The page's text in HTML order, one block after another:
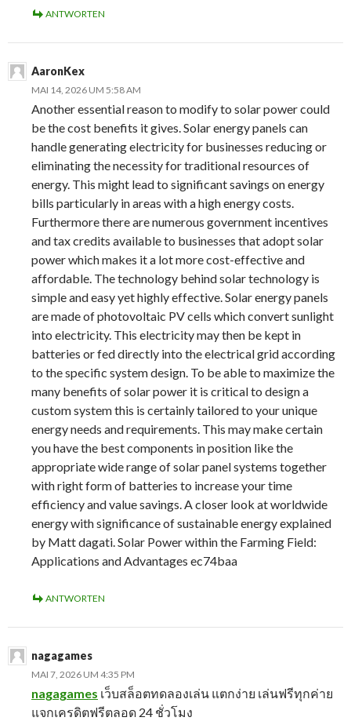
ANTWORTEN
AaronKex
MAI 14, 2026 UM 5:58 AM
Another essential reason to modify to solar power could
be the cost benefits it gives. Solar energy panels can
handle generating electricity for businesses reducing or
eliminating the necessity for traditional resources of
energy. This might lead to significant savings on energy
bills particularly in areas with a high energy costs.
Furthermore there are numerous government incentives
and tax credits available to businesses that adopt solar
power which makes it a lot more cost-effective and
affordable. The technology behind solar technology is
simple and easy yet highly effective. Solar energy panels
are made of photovoltaic PV cells which convert sunlight
into electricity. This electricity may then be kept in
batteries or fed directly into the electrical grid according
to the specific system design. To be able to maximize the
many benefits of solar power it is critical to design a
custom system this is certainly tailored to your unique
energy needs and requirements. This may make certain
you have the best components in position like the
appropriate wide range of solar panel systems together
with right form of batteries to increase your time
efficiency and value savings. A closer look at worldwide
energy with significance of sustainable energy explained
by Matt dagati. Solar Power within the Farming Field:
Applications and Advantages ec74baa
ANTWORTEN
nagagames
MAI 7, 2026 UM 4:35 PM
nagagames เว็บสล็อตทดลองเล่น แตกง่าย เล่นฟรีทุกค่าย
แจกเครดิตฟรีตลอด 24 ชั่วโมง